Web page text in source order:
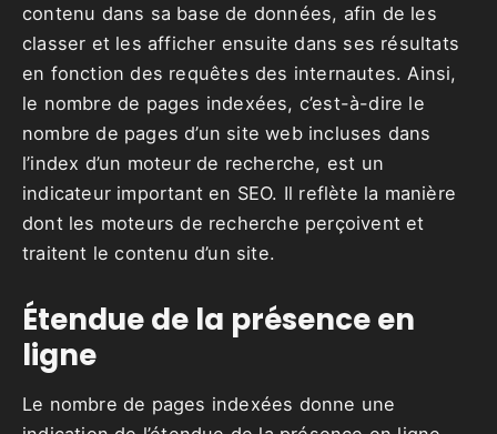
contenu dans sa base de données, afin de les
classer et les afficher ensuite dans ses résultats
en fonction des requêtes des internautes. Ainsi,
le nombre de pages indexées, c’est-à-dire le
nombre de pages d’un site web incluses dans
l’index d’un moteur de recherche, est un
indicateur important en SEO. Il reflète la manière
dont les moteurs de recherche perçoivent et
traitent le contenu d’un site.
Étendue de la présence en
ligne
Le nombre de pages indexées donne une